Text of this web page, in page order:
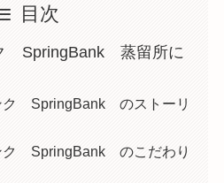
目次
SpringBank 蒸留所に
ク SpringBank のストーリ
ク SpringBank のこだわり